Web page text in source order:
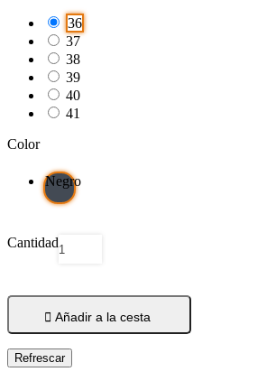
36
37
38
39
40
41
Color
Negro
Cantidad
 Añadir a la cesta